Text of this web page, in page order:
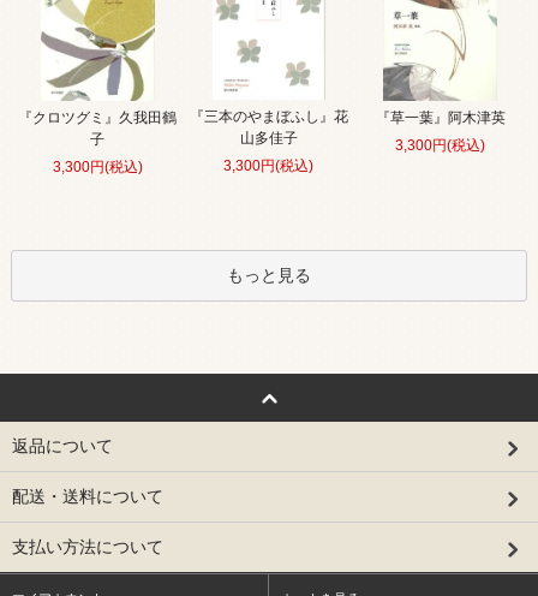
『クロツグミ』久我田鶴
子
3,300円(税込)
『三本のやまぼふし』花
山多佳子
3,300円(税込)
『草一葉』阿木津英
3,300円(税込)
もっと見る
返品について
配送・送料について
支払い方法について